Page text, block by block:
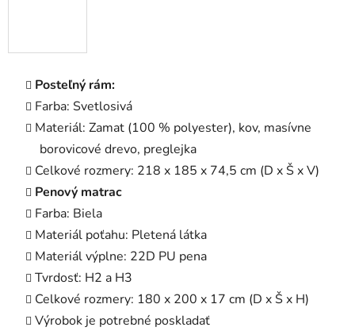
Posteľný rám:
Farba: Svetlosivá
Materiál: Zamat (100 % polyester), kov, masívne
borovicové drevo, preglejka
Celkové rozmery: 218 x 185 x 74,5 cm (D x Š x V)
Penový matrac
Farba: Biela
Materiál poťahu: Pletená látka
Materiál výplne: 22D PU pena
Tvrdosť: H2 a H3
Celkové rozmery: 180 x 200 x 17 cm (D x Š x H)
Výrobok je potrebné poskladať